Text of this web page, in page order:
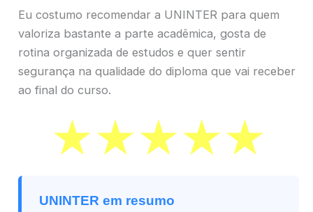
Eu costumo recomendar a UNINTER para quem
valoriza bastante a parte acadêmica, gosta de
rotina organizada de estudos e quer sentir
segurança na qualidade do diploma que vai receber
ao final do curso.
UNINTER em resumo